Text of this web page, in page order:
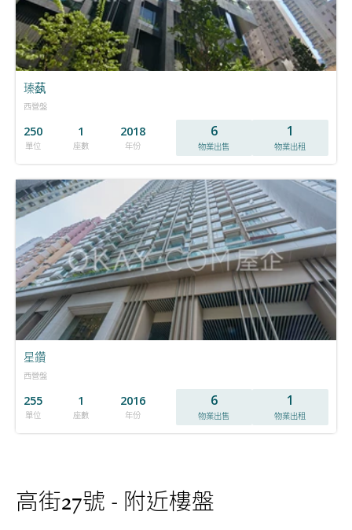
瑧蓺
西營盤
250
單位
1
座數
2018
年份
6
物業出售
1
物業出租
星鑽
西營盤
255
單位
1
座數
2016
年份
6
物業出售
1
物業出租
高街27號 - 附近樓盤